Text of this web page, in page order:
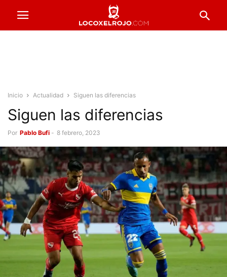
Inicio Actualidad Siguen las diferencias
Siguen las diferencias
Por Pablo Bufi - 8 febrero, 2023